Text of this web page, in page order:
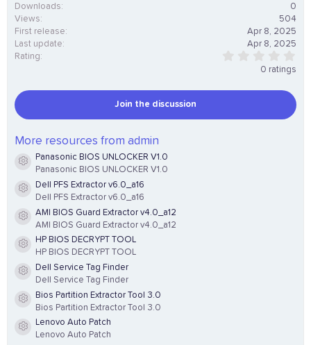
Downloads
0
Views
504
First release
Apr 8, 2025
Last update
Apr 8, 2025
Rating
t
0 ratings
Join the discussion
More resources from admin
Resource icon
Panasonic BIOS UNLOCKER V1.0
Panasonic BIOS UNLOCKER V1.0
Resource icon
Dell PFS Extractor v6.0_a16
Dell PFS Extractor v6.0_a16
Resource icon
AMI BIOS Guard Extractor v4.0_a12
AMI BIOS Guard Extractor v4.0_a12
Resource icon
HP BIOS DECRYPT TOOL
HP BIOS DECRYPT TOOL
Resource icon
Dell Service Tag Finder
Dell Service Tag Finder
Resource icon
Bios Partition Extractor Tool 3.0
Bios Partition Extractor Tool 3.0
Resource icon
Lenovo Auto Patch
Lenovo Auto Patch